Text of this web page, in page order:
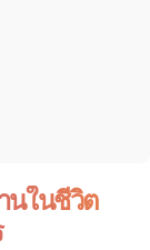
นในชีวิต